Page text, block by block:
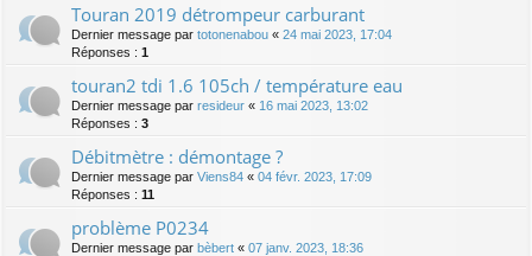
Touran 2019 détrompeur carburant
Dernier message par totonenabou « 24 mai 2023, 17:04
Réponses : 1
touran2 tdi 1.6 105ch / température eau
Dernier message par resideur « 16 mai 2023, 13:02
Réponses : 3
Débitmètre : démontage ?
Dernier message par Viens84 « 04 févr. 2023, 17:09
Réponses : 11
problème P0234
Dernier message par bèbert « 07 janv. 2023, 18:36